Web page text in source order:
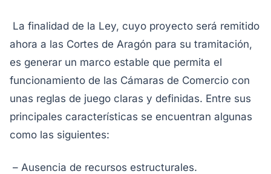
La finalidad de la Ley, cuyo proyecto será remitido
ahora a las Cortes de Aragón para su tramitación,
es generar un marco estable que permita el
funcionamiento de las Cámaras de Comercio con
unas reglas de juego claras y definidas. Entre sus
principales características se encuentran algunas
como las siguientes:
– Ausencia de recursos estructurales.